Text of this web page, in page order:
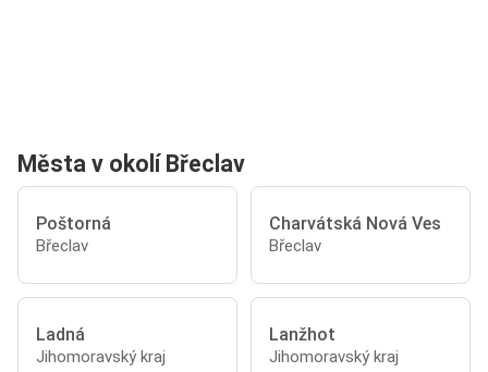
Města v okolí Břeclav
Poštorná
Břeclav
Charvátská Nová Ves
Břeclav
Ladná
Jihomoravský kraj
Lanžhot
Jihomoravský kraj